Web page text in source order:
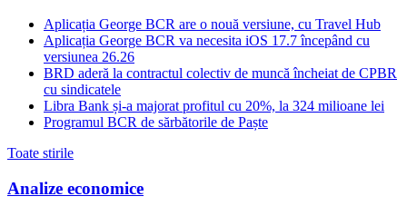
Aplicația George BCR are o nouă versiune, cu Travel Hub
Aplicația George BCR va necesita iOS 17.7 începând cu
versiunea 26.26
BRD aderă la contractul colectiv de muncă încheiat de CPBR
cu sindicatele
Libra Bank și-a majorat profitul cu 20%, la 324 milioane lei
Programul BCR de sărbătorile de Paște
Toate stirile
Analize economice